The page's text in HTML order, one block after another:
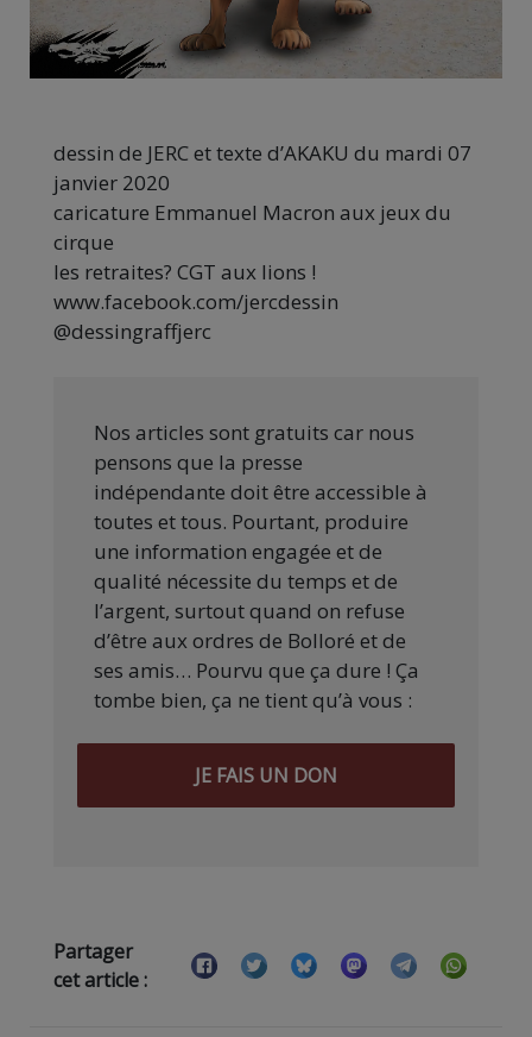
dessin de JERC et texte d’AKAKU du mardi 07
janvier 2020
caricature Emmanuel Macron aux jeux du
cirque
les retraites? CGT aux lions !
www.facebook.com/jercdessin
@dessingraffjerc
Nos articles sont gratuits car nous
pensons que la presse
indépendante doit être accessible à
toutes et tous. Pourtant, produire
une information engagée et de
qualité nécessite du temps et de
l’argent, surtout quand on refuse
d’être aux ordres de Bolloré et de
ses amis… Pourvu que ça dure ! Ça
tombe bien, ça ne tient qu’à vous :
JE FAIS UN DON
Partager
cet article :